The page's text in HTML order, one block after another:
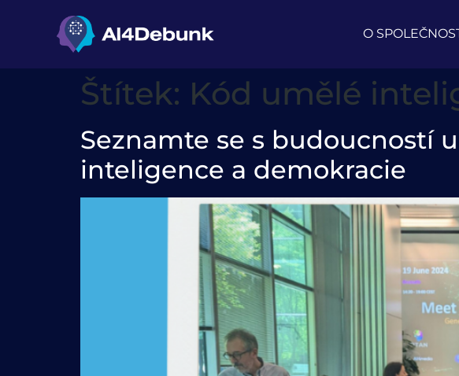
O
Štítek: Kód umělé
Seznamte se s budoucností
inteligence a demokracie